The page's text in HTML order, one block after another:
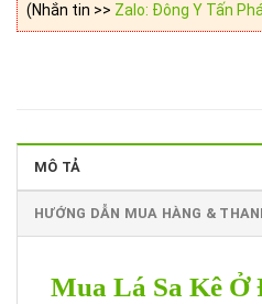
(Nhắn tin >> Zalo: Đông Y Tấn
MÔ TẢ
HƯỚNG DẪN MUA HÀNG &
Mua Lá Sa Kê